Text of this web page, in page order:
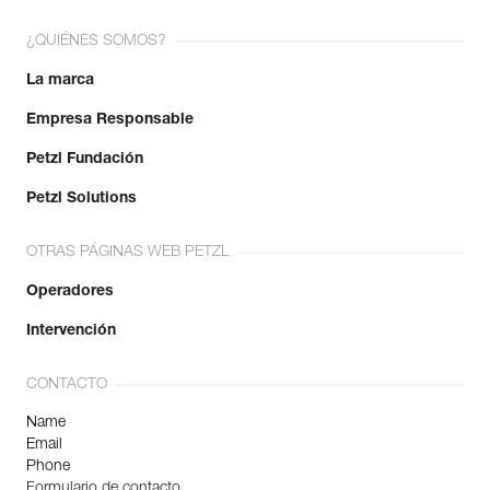
¿QUIÉNES SOMOS?
La marca
Empresa Responsable
Petzl Fundación
Petzl Solutions
OTRAS PÁGINAS WEB PETZL
Operadores
Intervención
CONTACTO
Name
Email
Phone